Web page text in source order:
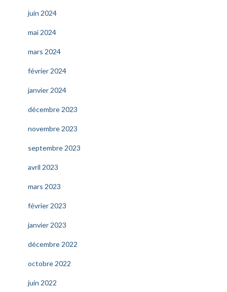
juin 2024
mai 2024
mars 2024
février 2024
janvier 2024
décembre 2023
novembre 2023
septembre 2023
avril 2023
mars 2023
février 2023
janvier 2023
décembre 2022
octobre 2022
juin 2022